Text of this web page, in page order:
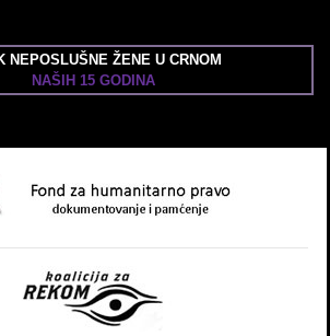
NEPOSLUŠNE ŽENE U CRNOM
NAŠIH 15 GODINA